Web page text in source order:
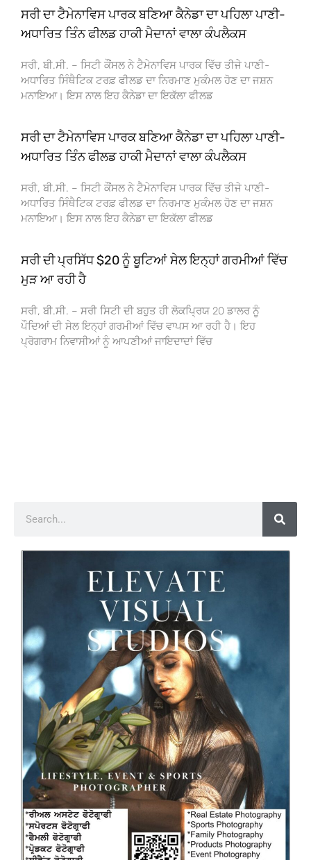
ਸਰੀ ਦਾ ਟੈਮੇਨਾਵਿਸ ਪਾਰਕ ਬਣਿਆ ਕੈਨੇਡਾ ਦਾ ਪਹਿਲਾ ਪਾਣੀ-
ਅਧਾਰਿਤ ਤਿੰਨ ਫੀਲਡ ਹਾਕੀ ਮੈਦਾਨਾਂ ਵਾਲਾ ਕੰਪਲੈਕਸ
ਸਰੀ, ਬੀ.ਸੀ. – ਸਿਟੀ ਕੌਂਸਲ ਨੇ ਟੈਮੇਨਾਵਿਸ ਪਾਰਕ ਵਿੱਚ ਤੀਜੇ ਪਾਣੀ-
ਅਧਾਰਿਤ ਸਿੰਥੈਟਿਕ ਟਰਫ਼ ਫੀਲਡ ਦਾ ਨਿਰਮਾਣ ਮੁਕੰਮਲ ਹੋਣ ਦਾ ਜਸ਼ਨ
ਮਨਾਇਆ। ਇਸ ਨਾਲ ਇਹ ਕੈਨੇਡਾ ਦਾ ਇਕੱਲਾ ਫੀਲਡ
ਸਰੀ ਦਾ ਟੈਮੇਨਾਵਿਸ ਪਾਰਕ ਬਣਿਆ ਕੈਨੇਡਾ ਦਾ ਪਹਿਲਾ ਪਾਣੀ-
ਅਧਾਰਿਤ ਤਿੰਨ ਫੀਲਡ ਹਾਕੀ ਮੈਦਾਨਾਂ ਵਾਲਾ ਕੰਪਲੈਕਸ
ਸਰੀ, ਬੀ.ਸੀ. – ਸਿਟੀ ਕੌਂਸਲ ਨੇ ਟੈਮੇਨਾਵਿਸ ਪਾਰਕ ਵਿੱਚ ਤੀਜੇ ਪਾਣੀ-
ਅਧਾਰਿਤ ਸਿੰਥੈਟਿਕ ਟਰਫ਼ ਫੀਲਡ ਦਾ ਨਿਰਮਾਣ ਮੁਕੰਮਲ ਹੋਣ ਦਾ ਜਸ਼ਨ
ਮਨਾਇਆ। ਇਸ ਨਾਲ ਇਹ ਕੈਨੇਡਾ ਦਾ ਇਕੱਲਾ ਫੀਲਡ
ਸਰੀ ਦੀ ਪ੍ਰਸਿੱਧ $20 ਨੂੰ ਬੂਟਿਆਂ ਸੇਲ ਇਨ੍ਹਾਂ ਗਰਮੀਆਂ ਵਿੱਚ
ਮੁੜ ਆ ਰਹੀ ਹੈ
ਸਰੀ, ਬੀ.ਸੀ. – ਸਰੀ ਸਿਟੀ ਦੀ ਬਹੁਤ ਹੀ ਲੋਕਪ੍ਰਿਯ 20 ਡਾਲਰ ਨੂੰ
ਪੌਦਿਆਂ ਦੀ ਸੇਲ ਇਨ੍ਹਾਂ ਗਰਮੀਆਂ ਵਿੱਚ ਵਾਪਸ ਆ ਰਹੀ ਹੈ। ਇਹ
ਪ੍ਰੋਗਰਾਮ ਨਿਵਾਸੀਆਂ ਨੂੰ ਆਪਣੀਆਂ ਜਾਇਦਾਦਾਂ ਵਿੱਚ